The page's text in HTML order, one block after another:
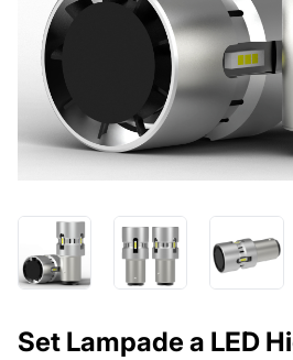
Set Lampade a LED